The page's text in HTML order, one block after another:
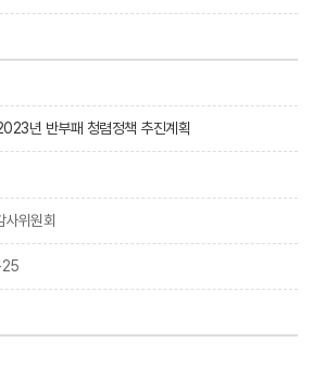
년 반부패 청렴정책 추진계획
사위원회